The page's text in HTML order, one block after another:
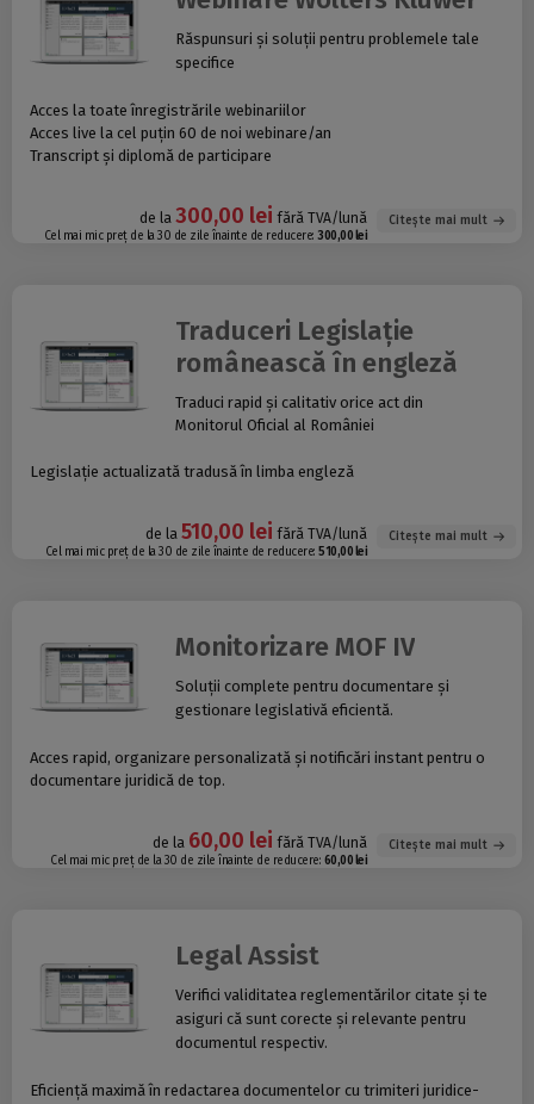
Răspunsuri și soluții pentru problemele tale
specifice
Acces la toate înregistrările webinariilor
Acces live la cel puțin 60 de noi webinare/an
Transcript și diplomă de participare
de la 300,00 leifără TVA/lună
Cel mai mic preț de la 30 de zile înainte de reducere: 300,00 lei
Citește mai mult
Traduceri Legislație
românească în engleză
Traduci rapid și calitativ orice act din
Monitorul Oficial al României
Legislație actualizată tradusă în limba engleză
de la 510,00 leifără TVA/lună
Cel mai mic preț de la 30 de zile înainte de reducere: 510,00 lei
Citește mai mult
Monitorizare MOF IV
Soluții complete pentru documentare și
gestionare legislativă eficientă.
Acces rapid, organizare personalizată și notificări instant pentru o
documentare juridică de top.
de la 60,00 leifără TVA/lună
Cel mai mic preț de la 30 de zile înainte de reducere: 60,00 lei
Citește mai mult
Legal Assist
Verifici validitatea reglementărilor citate și te
asiguri că sunt corecte și relevante pentru
documentul respectiv.
Eficiență maximă în redactarea documentelor cu trimiteri juridice-